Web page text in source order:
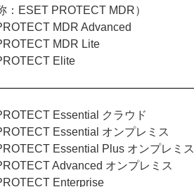
：ESET PROTECT MDR）
MDR Advanced
MDR Lite
Elite
Essential クラウド
Essential オンプレミス
Essential Plus オンプレミス
Advanced オンプレミス
Enterprise